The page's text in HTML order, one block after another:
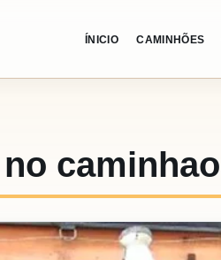
ÍNICIO CAMINHÕES
caminhao